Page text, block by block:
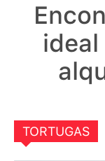
TORTUGAS